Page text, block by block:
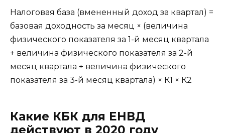
Налоговая база (вмененный доход за квартал) =
базовая доходность за месяц × (величина
физического показателя за 1-й месяц квартала
+ величина физического показателя за 2-й
месяц квартала + величина физического
показателя за 3-й месяц квартала) × К1 × К2
Какие КБК для ЕНВД
действуют в 2020 году